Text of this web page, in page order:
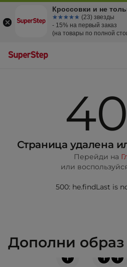
Страница удалена
Перейди на
или
500: he.findLast is
Дополни образ
+
+ +
Кроссовки и не
☆☆☆☆☆
★★★★★ (23) звезды
- 15% на первый заказ
(на товары по полной